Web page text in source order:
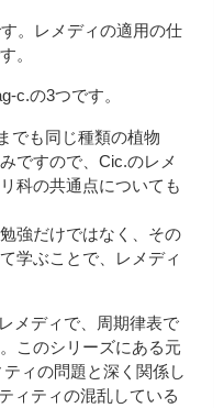
。レメディの適用の仕
。
c.の3つです。
でも同じ種類の植物
ですので、Cic.のレメ
科の共通点についても
強だけではなく、その
学ぶことで、レメディ
メディで、周期律表で
このシリーズにある元
ィの問題と深く関係し
ィティの混乱している